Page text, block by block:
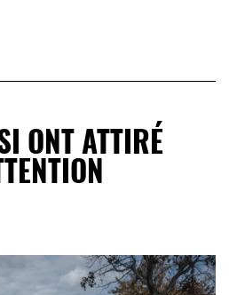
ONT ATTIRÉ